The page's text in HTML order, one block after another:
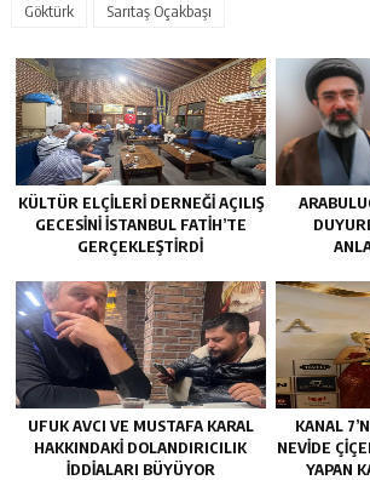
Göktürk
Sarıtaş Oçakbaşı
KÜLTÜR ELÇILERI DERNEĞI AÇILIŞ
GECESINI İSTANBUL FATIH’TE
GERÇEKLEŞTIRDI
UFUK AVCI VE MUSTAFA KARAL
HAKKINDAKI DOLANDIRICILIK
İDDIALARI BÜYÜYOR
KANAL
NEVİDE
YAPAN